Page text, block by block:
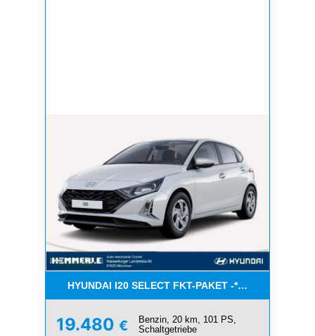
HYUNDAI I20 SELECT FKT-PAKET -*NAVI*KLIMA*
19.480 €
Benzin, 20 km, 101 PS,
Schaltgetriebe